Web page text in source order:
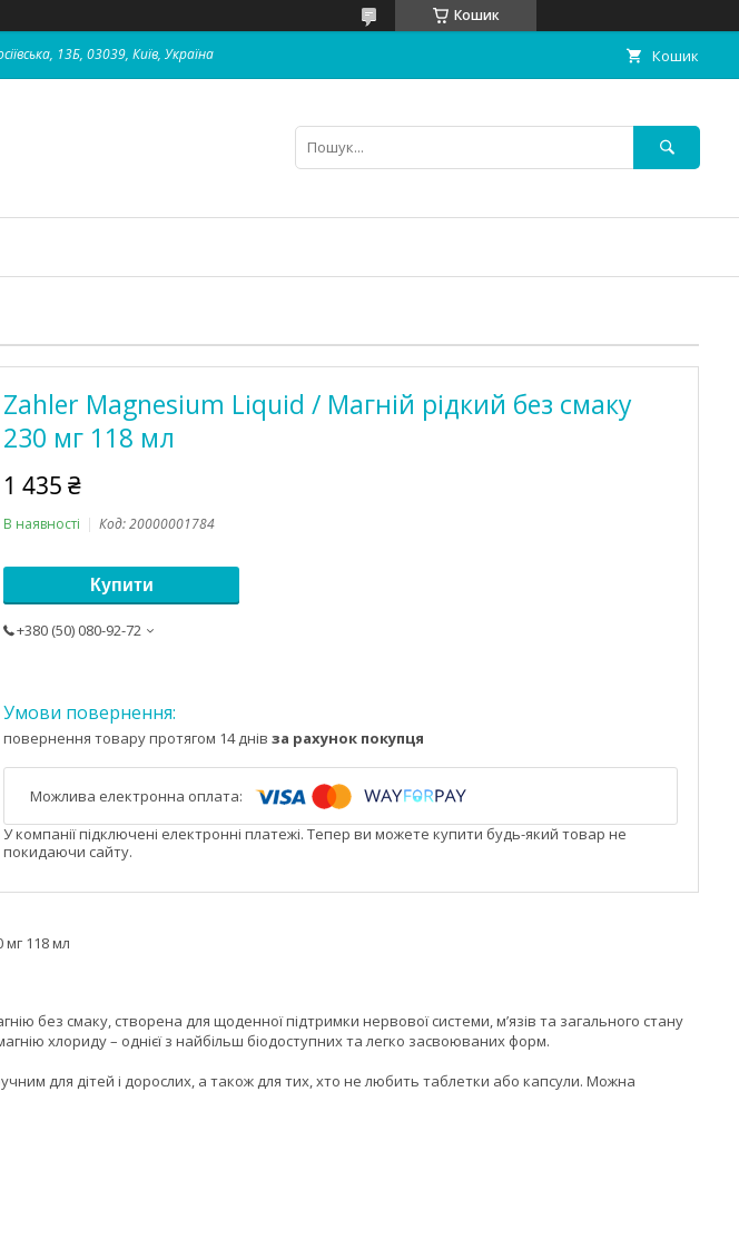
Кошик
13Б, 03039, Київ, Україна Кошик
Zahler Magnesium Liquid / Магній рідкий без смаку
230 мг 118 мл
1 435 ₴
В наявності Код:20000001784
Купити
+380 (50) 080-92-72
повернення товару протягом 14 днів за рахунок покупця
У компанії підключені електронні платежі. Тепер ви можете купити будь-який товар не
покидаючи сайту.
мг 118 мл
без смаку, створена для щоденної підтримки нервової системи, м’язів та загального стану
хлориду – однієї з найбільш біодоступних та легко засвоюваних форм.
для дітей і дорослих, а також для тих, хто не любить таблетки або капсули. Можна